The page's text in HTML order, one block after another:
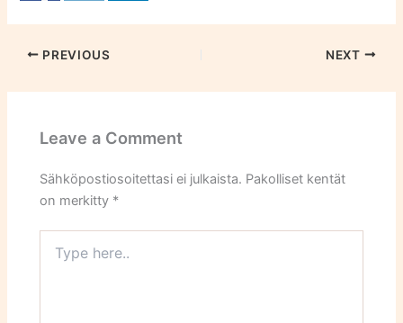
PREVIOUS NEXT
Leave a Comment
Sähköpostiosoitettasi ei julkaista. Pakolliset kentät
on merkitty *
here..